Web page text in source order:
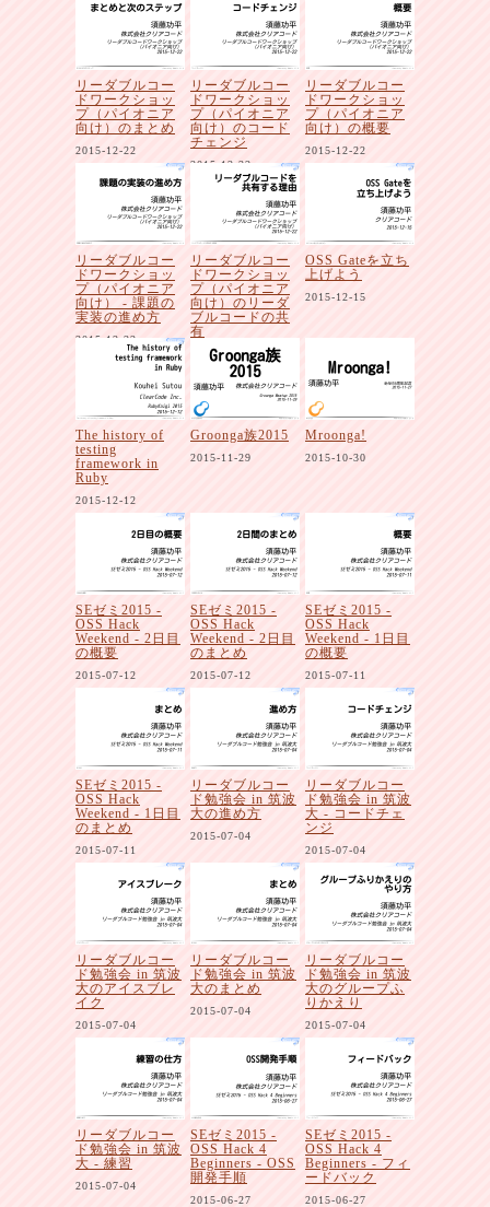
2015-12-22
リーダブルコー
ドワークショッ
プ（パイオニア
向け）のまとめ
2015-12-22
リーダブルコー
ドワークショッ
プ（パイオニア
向け）のコード
チェンジ
2015-12-22
リーダブルコー
ドワークショッ
プ（パイオニア
向け）の概要
2015-12-22
リーダブルコー
ドワークショッ
プ（パイオニア
向け） - 課題の
実装の進め方
2015-12-22
リーダブルコー
ドワークショッ
プ（パイオニア
向け）のリーダ
ブルコードの共
有
2015-12-22
OSS Gateを立ち
上げよう
2015-12-15
The history of
testing
framework in
Ruby
2015-12-12
Groonga族2015
2015-11-29
Mroonga!
2015-10-30
SEゼミ2015 -
OSS Hack
Weekend - 2日目
の概要
2015-07-12
SEゼミ2015 -
OSS Hack
Weekend - 2日目
のまとめ
2015-07-12
SEゼミ2015 -
OSS Hack
Weekend - 1日目
の概要
2015-07-11
SEゼミ2015 -
OSS Hack
Weekend - 1日目
のまとめ
2015-07-11
リーダブルコー
ド勉強会 in 筑波
大の進め方
2015-07-04
リーダブルコー
ド勉強会 in 筑波
大 - コードチェ
ンジ
2015-07-04
リーダブルコー
ド勉強会 in 筑波
大のアイスブレ
イク
2015-07-04
リーダブルコー
ド勉強会 in 筑波
大のまとめ
2015-07-04
リーダブルコー
ド勉強会 in 筑波
大のグループふ
りかえり
2015-07-04
リーダブルコー
ド勉強会 in 筑波
大 - 練習
2015-07-04
SEゼミ2015 -
OSS Hack 4
Beginners - OSS
開発手順
2015-06-27
SEゼミ2015 -
OSS Hack 4
Beginners - フィ
ードバック
2015-06-27